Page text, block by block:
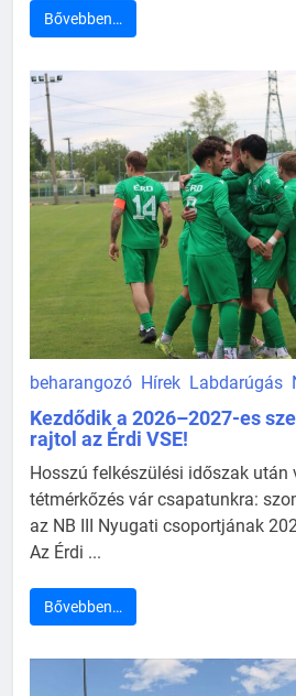
Bővebben…
beharangozó Hírek Labdarúgás
Kezdődik a 2026–2027-es
rajtol az Érdi VSE!
Hosszú felkészülési időszak után
tétmérkőzés vár csapatunkra:
az NB III Nyugati csoportjának
Az Érdi ...
Bővebben…